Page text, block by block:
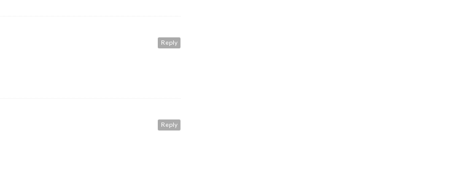
Reply
Reply